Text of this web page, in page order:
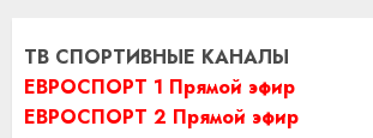
ТВ СПОРТИВНЫЕ КАНАЛЫ
ЕВРОСПОРТ 1 Прямой эфир
ЕВРОСПОРТ 2 Прямой эфир